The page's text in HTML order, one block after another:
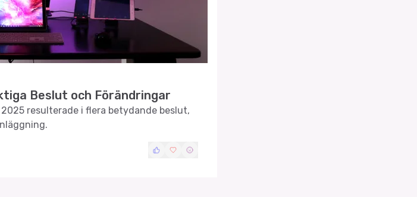
Beslut och Förändringar
resulterade i flera betydande beslut,